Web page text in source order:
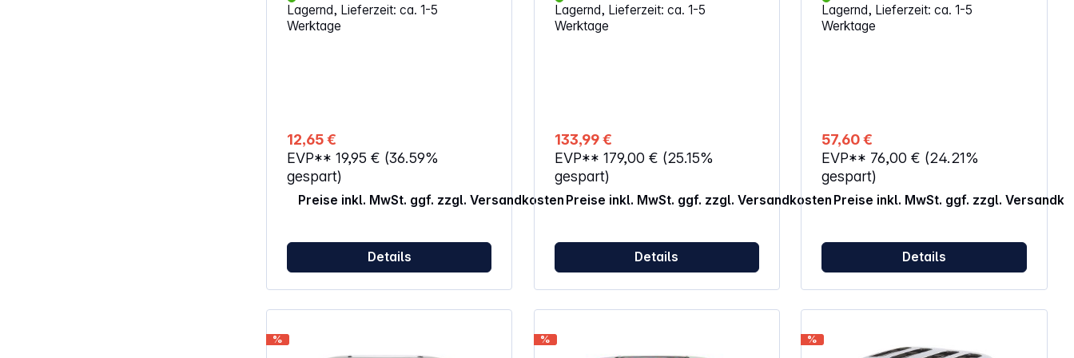
Automatische Start-/Stopp-Funktion
bei Druck auf den Presskegel
Lagernd, Lieferzeit: ca. 1-5
Werktage
12,65 €
EVP** 19,95 € (36.59%
gespart)
Preise inkl. MwSt. ggf. zzgl. Versandkosten
Details
Gehäuse aus robustem Aluminium-
Druckguss Schutzabdeckung auch als
Lagernd, Lieferzeit: ca. 1-5
Werktage
133,99 €
EVP** 179,00 € (25.15%
gespart)
Preise inkl. MwSt. ggf. zzgl. Versandkosten
Details
Brotscheibenzentrierung High-Lift
Funktion Stopp-Funktion
Lagernd, Lieferzeit: ca. 1-5
Werktage
57,60 €
EVP** 76,00 € (24.21%
gespart)
Preise inkl. MwSt. ggf. zzgl.
Details
% % %